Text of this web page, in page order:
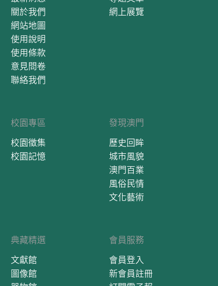
關於我們
網站地圖
使用說明
使用條款
意見問卷
聯絡我們
網上展覽
校園專區
校園徵集
校園記憶
發現澳門
歷史回眸
城市風貌
澳門百業
風俗民情
文化藝術
典藏精選
文獻館
圖像館
會員服務
會員登入
新會員註冊